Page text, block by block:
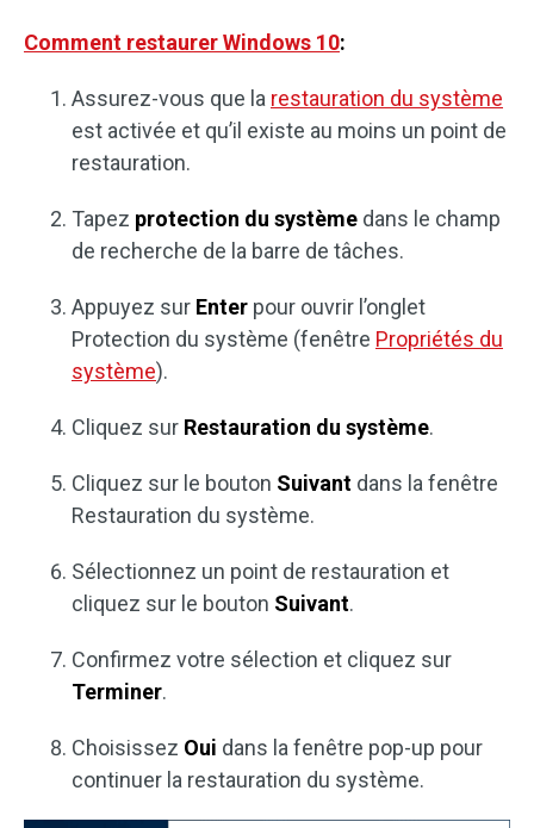
Comment restaurer Windows 10:
Assurez-vous que la restauration du système
est activée et qu’il existe au moins un point de
restauration.
Tapez protection du système dans le champ
de recherche de la barre de tâches.
Appuyez sur Enter pour ouvrir l’onglet
Protection du système (fenêtre Propriétés du
système).
Cliquez sur Restauration du système.
Cliquez sur le bouton Suivant dans la fenêtre
Restauration du système.
Sélectionnez un point de restauration et
cliquez sur le bouton Suivant.
Confirmez votre sélection et cliquez sur
Terminer.
Choisissez Oui dans la fenêtre pop-up pour
continuer la restauration du système.